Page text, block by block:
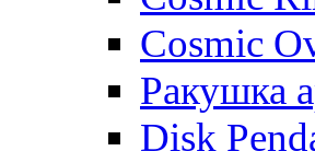
Cosmic
Ракушка
Disk